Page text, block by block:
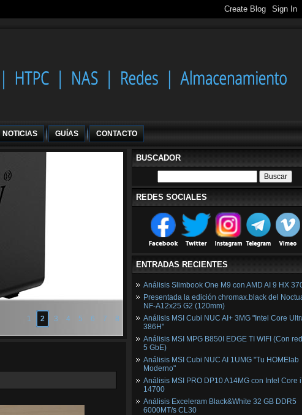
NOTICIAS GUÍAS CONTACTO
1 2 3 4 5 6 7 8
BUSCADOR
REDES SOCIALES
ENTRADAS RECIENTES
Análisis Slimbook One M9 con AMD AI 9 HX
Presentada la edición chromax.black del
NF‑A12x25 G2 (120mm)
Análisis MSI Cubi NUC AI+ 3MG "Intel Core
386H"
Análisis MSI MPG B850I EDGE TI WIFI (Con
5 GbE)
Análisis MSI Cubi NUC AI 1UMG "Tu HOMElab
Moderno"
Análisis MSI PRO DP10 A14MG con Intel Core
14700
Análisis Exceleram Black&White 32 GB DDR5
6000MT/s CL30